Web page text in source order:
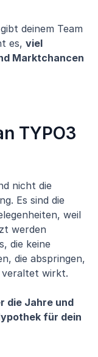
deinem Team
es, viel
Marktchancen
TYPO3
nicht die
Es sind die
weil
werden
die keine
die abspringen,
veraltet wirkt.
die Jahre und
für dein